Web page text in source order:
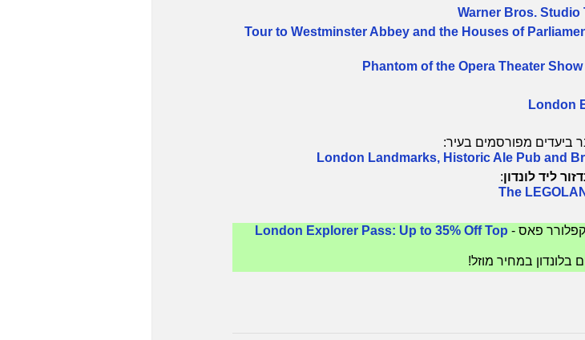
Warner Bros. Studio
Tour to Westminster Abbey and the Houses of
Phantom of the Opera Theater Show
London
London Landmarks, Historic Ale Pub and
ליד לונדון:
The
אקפלורר פאס - London Explorer Pass: Up to 35% Off Top